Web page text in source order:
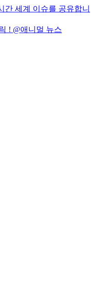
간 세계 이슈를 공유합니
! @애니멀 뉴스